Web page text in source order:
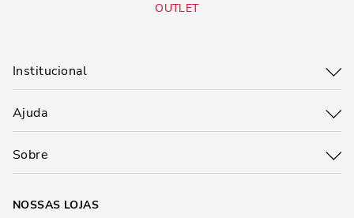
OUTLET
Institucional
Ajuda
Sobre
NOSSAS LOJAS